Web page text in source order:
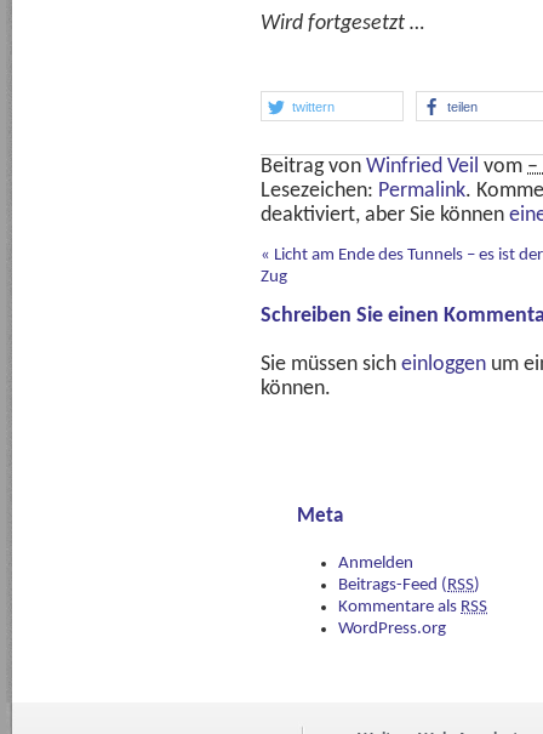
Wird fortgesetzt …
twittern teilen
Beitrag von Winfried Veil vom –
Lesezeichen: Permalink.
deaktiviert, aber Sie können
« Licht am Ende des Tunnels – es ist der
Zug
Schreiben Sie einen
Sie müssen sich einloggen um
können.
Meta
Anmelden
Beitrags-Feed (RSS)
Kommentare als RSS
WordPress.org